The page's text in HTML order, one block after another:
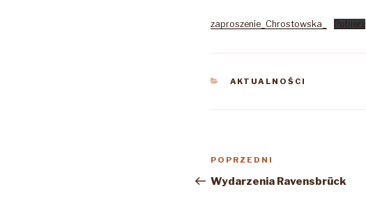
zaproszenie_Chrostowska_ Pobierz
KATEGORIE
AKTUALNOŚCI
Nawigacja
wpisu
Poprzedni
wpis
POPRZEDNI
Wydarzenia Ravensbrück